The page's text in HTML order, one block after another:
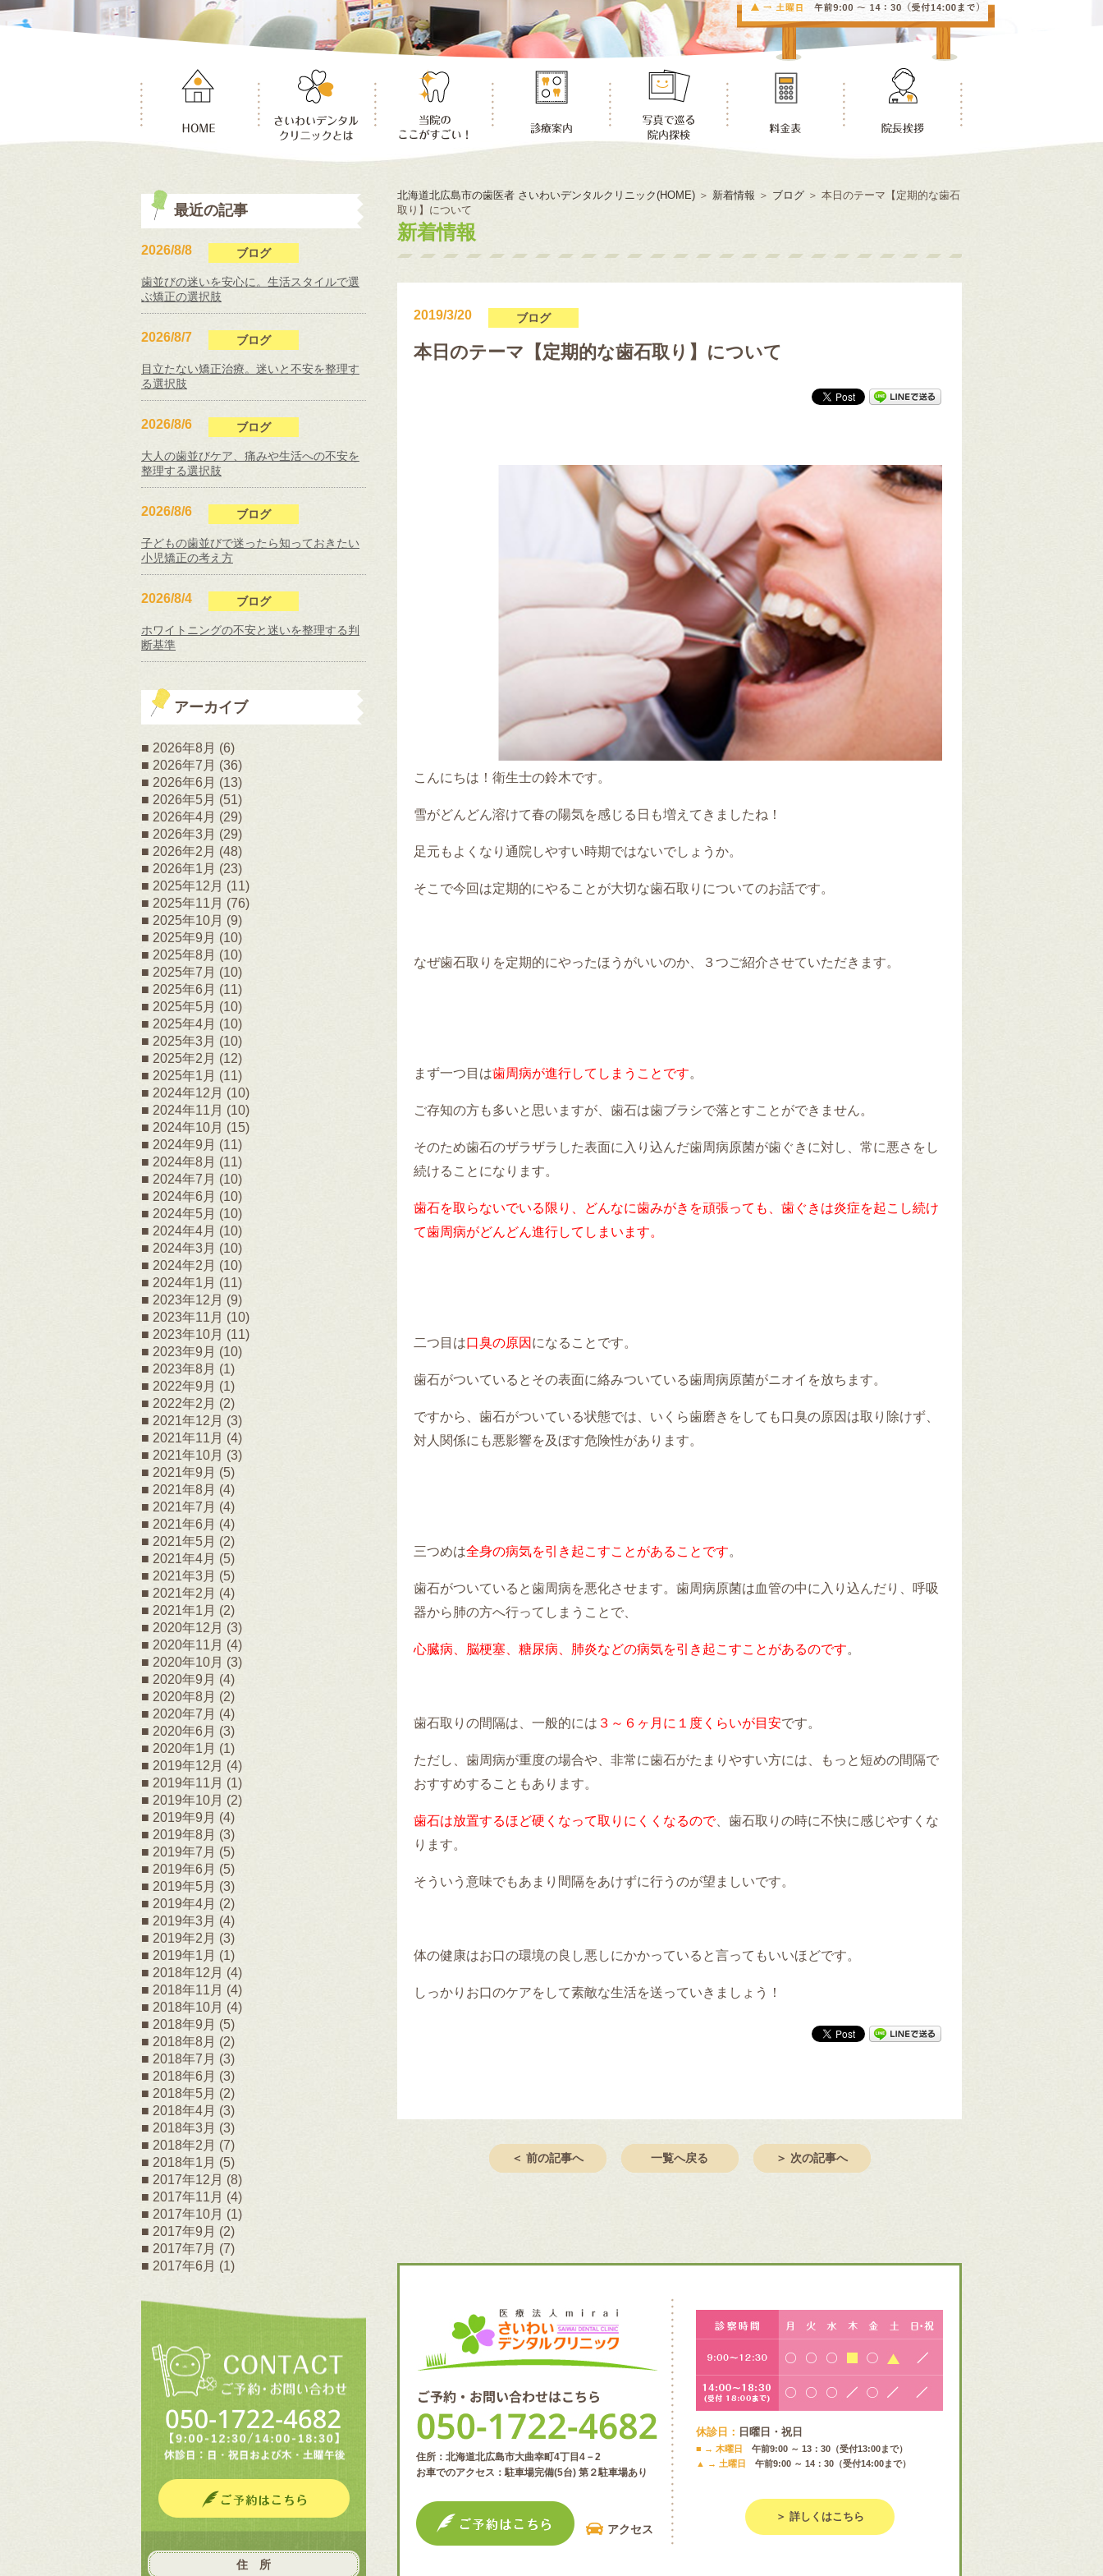
北海道北広島市の歯医者 さいわいデンタルクリニック(HOME) ＞ 新着情報 ＞ ブログ ＞ 本日のテーマ【定期的な歯石
取り】について
新着情報
2019/3/20 ブログ
本日のテーマ【定期的な歯石取り】について
こんにちは！衛生士の鈴木です。
雪がどんどん溶けて春の陽気を感じる日も増えてきましたね！
足元もよくなり通院しやすい時期ではないでしょうか。
そこで今回は定期的にやることが大切な歯石取りについてのお話です。
なぜ歯石取りを定期的にやったほうがいいのか、３つご紹介させていただきます。
まず一つ目は歯周病が進行してしまうことです。
ご存知の方も多いと思いますが、歯石は歯ブラシで落とすことができません。
そのため歯石のザラザラした表面に入り込んだ歯周病原菌が歯ぐきに対し、常に悪さをし
続けることになります。
歯石を取らないでいる限り、どんなに歯みがきを頑張っても、歯ぐきは炎症を起こし続け
て歯周病がどんどん進行してしまいます。
二つ目は口臭の原因 になることです。
歯石がついているとその表面に絡みついている歯周病原菌がニオイを放ちます。
ですから、歯石がついている状態では、いくら歯磨きをしても口臭の原因は取り除けず、
対人関係にも悪影響を及ぼす危険性があります。
三つめは全身の病気を引き起こすことがあることです。
歯石がついていると歯周病を悪化させます。歯周病原菌は血管の中に入り込んだり、呼吸
器から肺の方へ行ってしまうことで、
心臓病、脳梗塞、糖尿病、肺炎などの病気を引き起こすことがあるのです。
歯石取りの間隔は、一般的には ３～６ヶ月に１度くらいが目安です。
ただし、歯周病が重度の場合や、非常に歯石がたまりやすい方には、もっと短めの間隔で
おすすめすることもあります。
歯石は放置するほど硬くなって取りにくくなるので、歯石取りの時に不快に感じやすくな
ります。
そういう意味でもあまり間隔をあけずに行うのが望ましいです。
体の健康はお口の環境の良し悪しにかかっていると言ってもいいほどです。
しっかりお口のケアをして素敵な生活を送っていきましょう！
＜ 前の記事へ 一覧へ戻る ＞ 次の記事へ
住所：北海道北広島市大曲幸町4丁目4－2
お車でのアクセス：駐車場完備(5台) 第２駐車場あり
アクセス
休診日： 日曜日・祝日
■ → 木曜日
午前9:00 ～ 13：30（受付13:00まで）
▲ → 土曜日
午前9:00 ～ 14：30（受付14:00まで）
＞ 詳しくはこちら
最近の記事
2026/8/8 ブログ
歯並びの迷いを安心に。生活スタイルで選
ぶ矯正の選択肢
2026/8/7 ブログ
目立たない矯正治療。迷いと不安を整理す
る選択肢
2026/8/6 ブログ
大人の歯並びケア、痛みや生活への不安を
整理する選択肢
2026/8/6 ブログ
子どもの歯並びで迷ったら知っておきたい
小児矯正の考え方
2026/8/4 ブログ
ホワイトニングの不安と迷いを整理する判
断基準
アーカイブ
2026年8月 (6)
2026年7月 (36)
2026年6月 (13)
2026年5月 (51)
2026年4月 (29)
2026年3月 (29)
2026年2月 (48)
2026年1月 (23)
2025年12月 (11)
2025年11月 (76)
2025年10月 (9)
2025年9月 (10)
2025年8月 (10)
2025年7月 (10)
2025年6月 (11)
2025年5月 (10)
2025年4月 (10)
2025年3月 (10)
2025年2月 (12)
2025年1月 (11)
2024年12月 (10)
2024年11月 (10)
2024年10月 (15)
2024年9月 (11)
2024年8月 (11)
2024年7月 (10)
2024年6月 (10)
2024年5月 (10)
2024年4月 (10)
2024年3月 (10)
2024年2月 (10)
2024年1月 (11)
2023年12月 (9)
2023年11月 (10)
2023年10月 (11)
2023年9月 (10)
2023年8月 (1)
2022年9月 (1)
2022年2月 (2)
2021年12月 (3)
2021年11月 (4)
2021年10月 (3)
2021年9月 (5)
2021年8月 (4)
2021年7月 (4)
2021年6月 (4)
2021年5月 (2)
2021年4月 (5)
2021年3月 (5)
2021年2月 (4)
2021年1月 (2)
2020年12月 (3)
2020年11月 (4)
2020年10月 (3)
2020年9月 (4)
2020年8月 (2)
2020年7月 (4)
2020年6月 (3)
2020年1月 (1)
2019年12月 (4)
2019年11月 (1)
2019年10月 (2)
2019年9月 (4)
2019年8月 (3)
2019年7月 (5)
2019年6月 (5)
2019年5月 (3)
2019年4月 (2)
2019年3月 (4)
2019年2月 (3)
2019年1月 (1)
2018年12月 (4)
2018年11月 (4)
2018年10月 (4)
2018年9月 (5)
2018年8月 (2)
2018年7月 (3)
2018年6月 (3)
2018年5月 (2)
2018年4月 (3)
2018年3月 (3)
2018年2月 (7)
2018年1月 (5)
2017年12月 (8)
2017年11月 (4)
2017年10月 (1)
2017年9月 (2)
2017年7月 (7)
2017年6月 (1)
住 所